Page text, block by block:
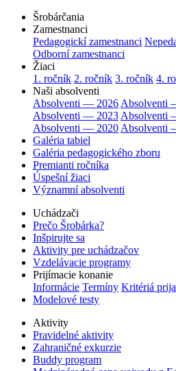
Šrobárčania
Zamestnanci
Pedagogickí zamestnanci
Odborní zamestnanci
Žiaci
1. ročník 2. ročník 3. ročník 4.
Naši absolventi
Absolventi — 2026 Absolventi
Absolventi — 2023 Absolventi
Absolventi — 2020 Absolventi
Galéria tabiel
Galéria pedagogického zboru
Premianti ročníka
Úspešní žiaci
Významní absolventi
Uchádzači
Prečo Šrobárka?
Inšpirujte sa
Aktivity pre uchádzačov
Vzdelávacie programy
Prijímacie konanie
Informácie Termíny Kritériá
Modelové testy
Aktivity
Pravidelné aktivity
Zahraničné exkurzie
Buddy program